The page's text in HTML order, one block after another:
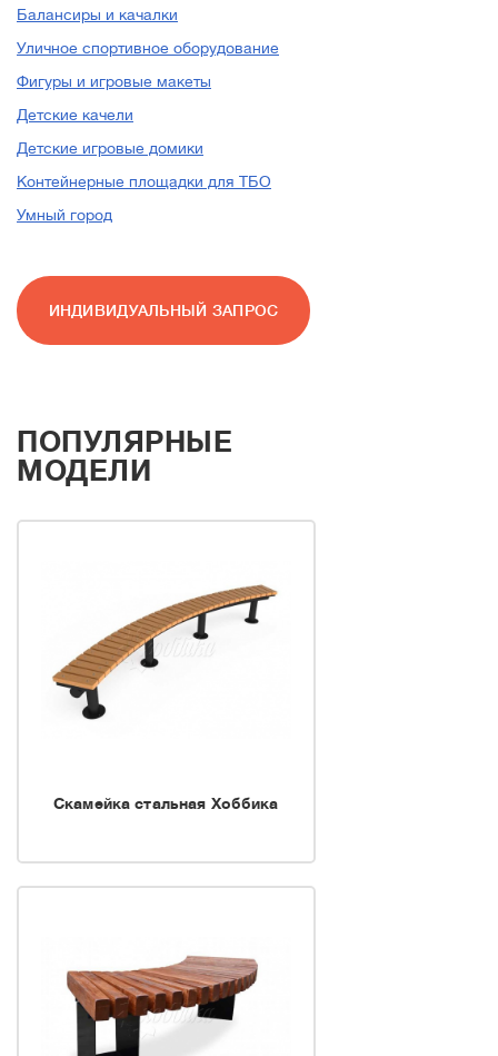
паркового оборудования и
малых архитектурных
форм.
Сегодня мы занимаем
лидирующие позиции
оборудования для
На протяжении всего
фабрики Хоббика мы
экспериментируем с
материалами,
используемыми в
производстве, внедряем
учетом современных
дизайну и безопасности
эксплуатации малых
архитектурных форм и
Балансиры и качалки
Уличное спортивное оборудование
Фигуры и игровые макеты
Детские качели
Детские игровые домики
Контейнерные площадки для ТБО
Умный город
ИНДИВИДУАЛЬНЫЙ ЗАПРОС
ПОПУЛЯРНЫЕ
МОДЕЛИ
Скамейка стальная Хоббика